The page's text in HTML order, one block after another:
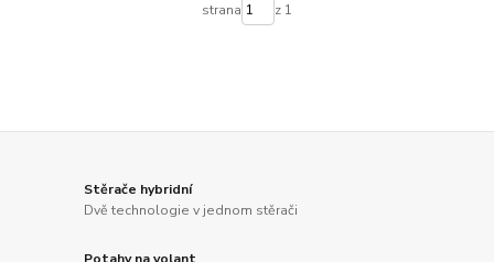
strana z 1
Stěrače hybridní
Dvě technologie v jednom stěrači
Potahy na volant